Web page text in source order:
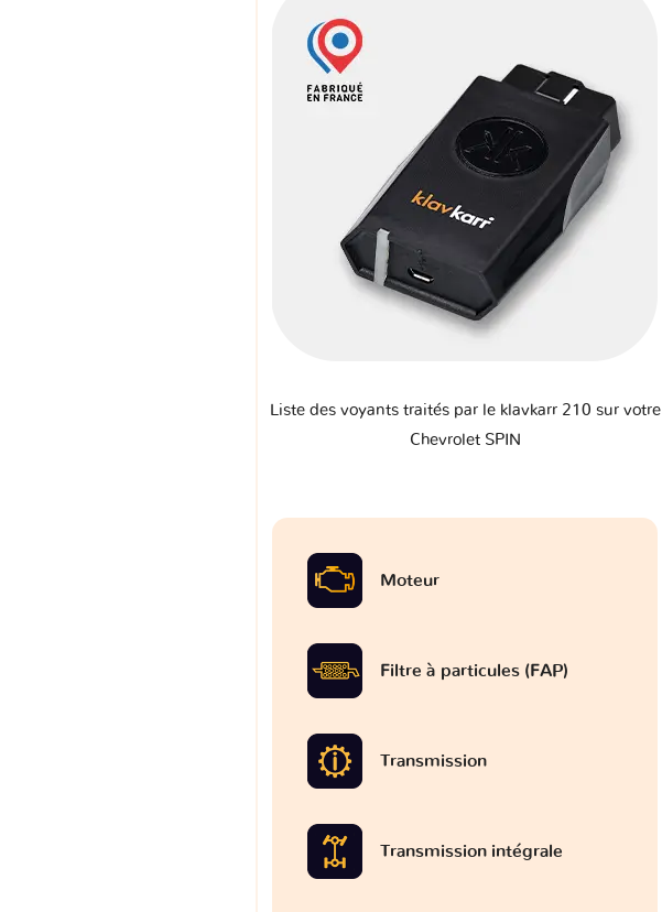
Liste des voyants traités par le klavkarr 210 sur votre
Chevrolet SPIN
Moteur
Filtre à particules (FAP)
Transmission
Transmission intégrale